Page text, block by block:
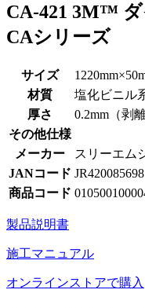
CA-421 3M™
CAシリーズ
サイズ
材質
塩化ビニル
厚さ
0.2mm（剥
その他仕様
メーカー
スリーエム
JANコード JR420085698
商品コード
製品説明書
施工マニュアル
オンラインストアで購入